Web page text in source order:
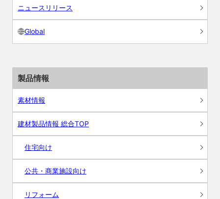
ニュースリリース
Global
製品情報
素材情報
建材製品情報 総合TOP
住宅向け
公共・商業施設向け
リフォーム